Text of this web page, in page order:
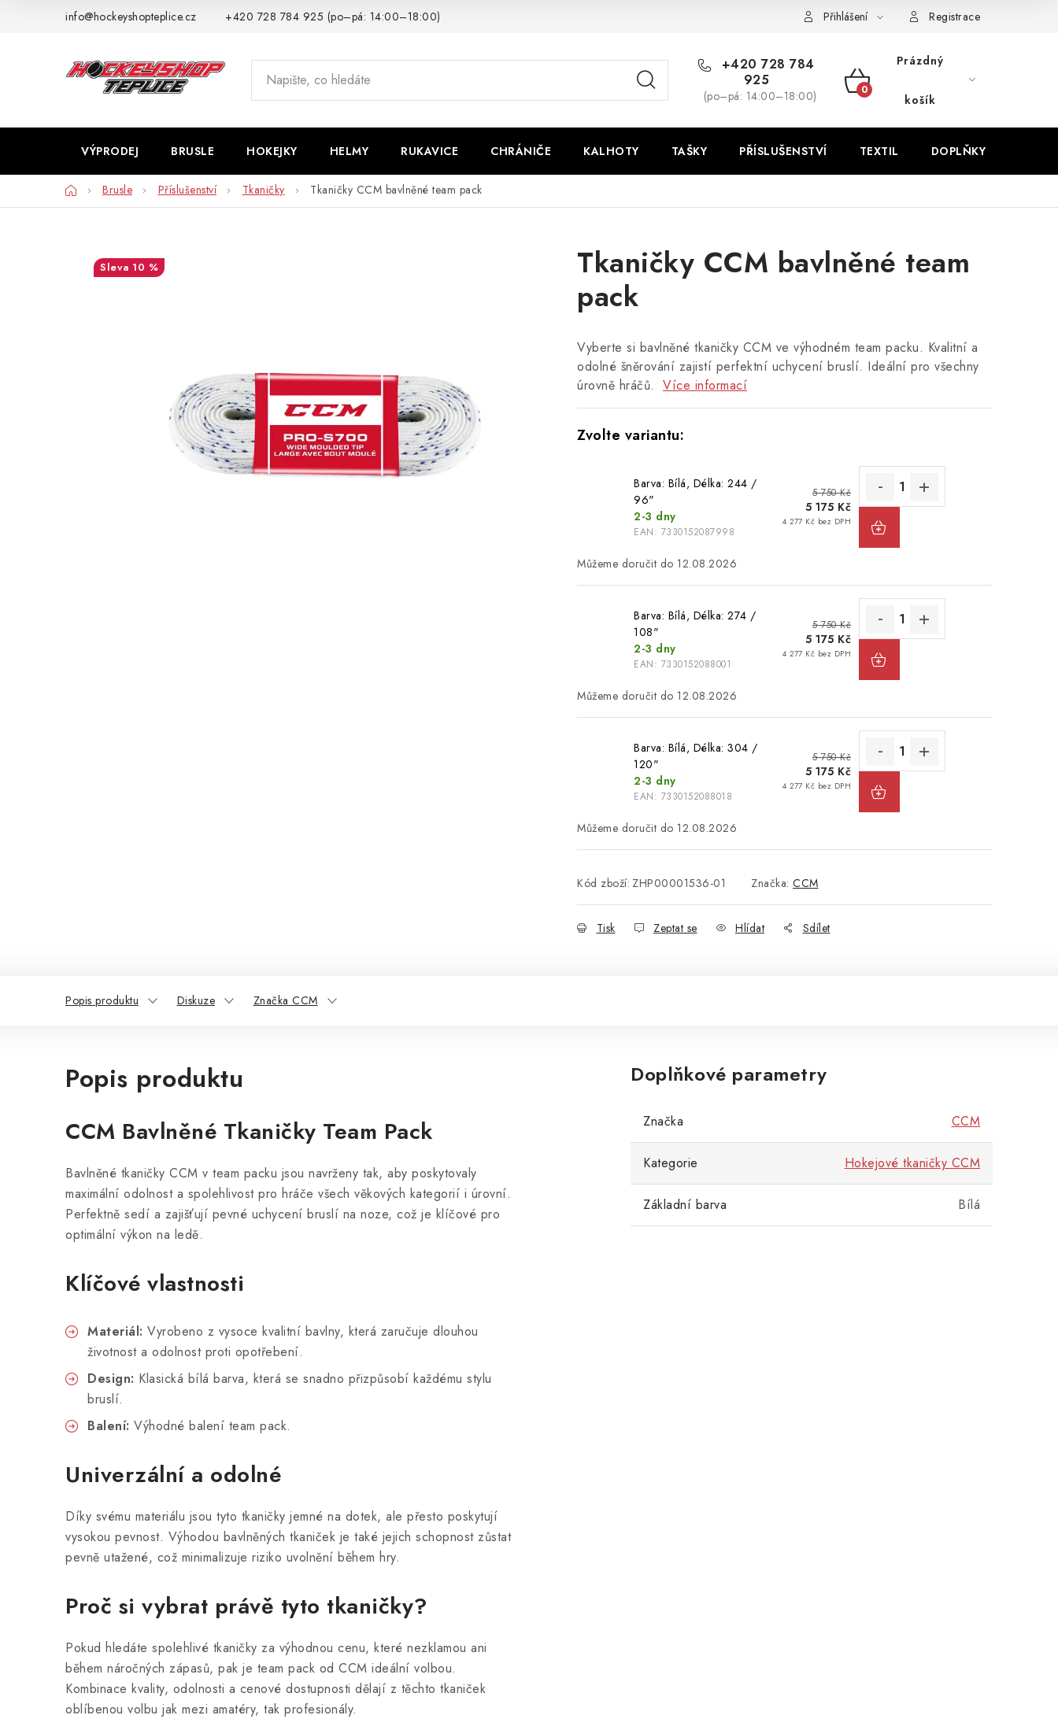
info@hockeyshopteplice.cz +420 728 784 925 (po–pá: 14:00–18:00) Přihlášení Registrace
+420 728 784
925
(po–pá: 14:00–18:00)
NÁKUPNÍ
Prázdný
košík
VÝPRODEJ BRUSLE HOKEJKY HELMY RUKAVICE CHRÁNIČE KALHOTY TAŠKY PŘÍSLUŠENSTVÍ TEXTIL DOPLŇKY
DomůBrusle Příslušenství Tkaničky Tkaničky CCM bavlněné team pack
Tkaničky CCM bavlněné team
pack
Vyberte si bavlněné tkaničky CCM ve výhodném team packu. Kvalitní a
odolné šněrování zajistí perfektní uchycení bruslí. Ideální pro všechny
úrovně hráčů. Více informací
Barva: Bílá, Délka: 244 /
96"
2-3 dny
EAN: 7330152087998
5 750 Kč
5 175 Kč
4 277 Kč bez DPH
12.08.2026
Barva: Bílá, Délka: 274 /
108"
2-3 dny
EAN: 7330152088001
5 750 Kč
5 175 Kč
4 277 Kč bez DPH
12.08.2026
Barva: Bílá, Délka: 304 /
120"
2-3 dny
EAN: 7330152088018
5 750 Kč
5 175 Kč
4 277 Kč bez DPH
12.08.2026
Kód zboží: ZHP00001536-01 Značka: CCM
Tisk Zeptat se Hlídat Sdílet
10 %
Popis produktu Diskuze Značka CCM
Popis produktu
CCM Bavlněné Tkaničky Team Pack
Bavlněné tkaničky CCM v team packu jsou navrženy tak, aby poskytovaly
maximální odolnost a spolehlivost pro hráče všech věkových kategorií i úrovní.
Perfektně sedí a zajišťují pevné uchycení bruslí na noze, což je klíčové pro
optimální výkon na ledě.
Klíčové vlastnosti
Materiál: Vyrobeno z vysoce kvalitní bavlny, která zaručuje dlouhou
životnost a odolnost proti opotřebení.
Design: Klasická bílá barva, která se snadno přizpůsobí každému stylu
bruslí.
Balení: Výhodné balení team pack.
Univerzální a odolné
Díky svému materiálu jsou tyto tkaničky jemné na dotek, ale přesto poskytují
vysokou pevnost. Výhodou bavlněných tkaniček je také jejich schopnost zůstat
pevně utažené, což minimalizuje riziko uvolnění během hry.
Proč si vybrat právě tyto tkaničky?
Pokud hledáte spolehlivé tkaničky za výhodnou cenu, které nezklamou ani
během náročných zápasů, pak je team pack od CCM ideální volbou.
Kombinace kvality, odolnosti a cenové dostupnosti dělají z těchto tkaniček
oblíbenou volbu jak mezi amatéry, tak profesionály.
Doplňkové parametry
Značka CCM
Kategorie Hokejové tkaničky CCM
Základní barva Bílá